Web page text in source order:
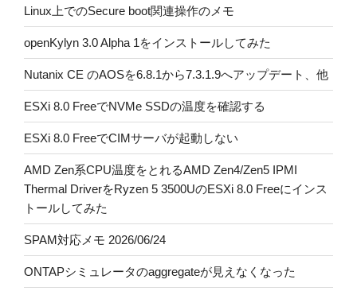
Linux上でのSecure boot関連操作のメモ
openKylyn 3.0 Alpha 1をインストールしてみた
Nutanix CE のAOSを6.8.1から7.3.1.9へアップデート、他
ESXi 8.0 FreeでNVMe SSDの温度を確認する
ESXi 8.0 FreeでCIMサーバが起動しない
AMD Zen系CPU温度をとれるAMD Zen4/Zen5 IPMI
Thermal DriverをRyzen 5 3500UのESXi 8.0 Freeにインス
トールしてみた
SPAM対応メモ 2026/06/24
ONTAPシミュレータのaggregateが見えなくなった